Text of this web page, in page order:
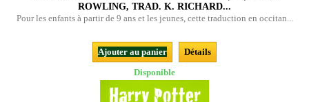
ROWLING, TRAD. K. RICHARD...
Pour les enfants à partir de 9 ans et les jeunes, cette traduction en occitan...
Ajouter au panier
Détails
Disponible